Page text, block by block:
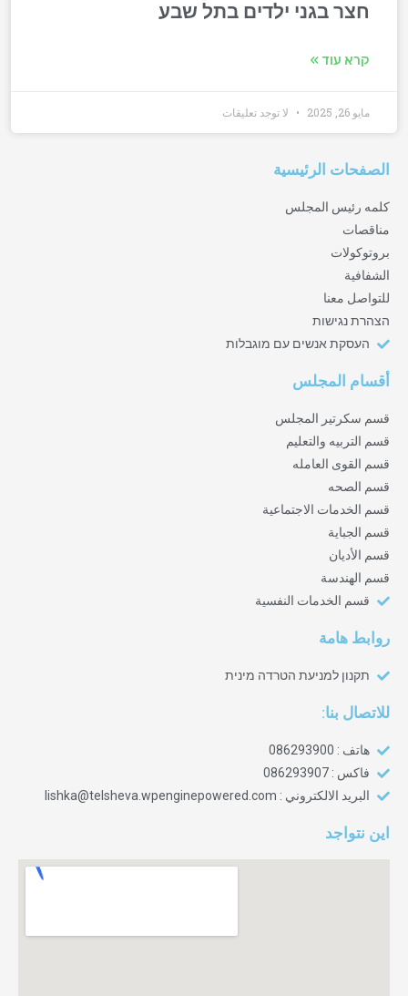
חצר בגני ילדים בתל שבע
קרא עוד »
مايو 26, 2025 لا توجد تعليقات
الصفحات الرئيسية
كلمه رئيس المجلس
مناقصات
بروتوكولات
الشفافية
للتواصل معنا
הצהרת נגישות
העסקת אנשים עם מוגבלות
أقسام المجلس
قسم سكرتير المجلس
قسم التربيه والتعليم
قسم القوى العامله
قسم الصحه
قسم الخدمات الاجتماعية
قسم الجباية
قسم الأديان
قسم الهندسة‎
قسم الخدمات النفسية‎
روابط هامة
תקנון למניעת הטרדה מינית
للاتصال بنا:
هاتف : 086293900
فاكس : 086293907
البريد الالكتروني : lishka@telsheva.wpenginepowered.com
اين نتواجد